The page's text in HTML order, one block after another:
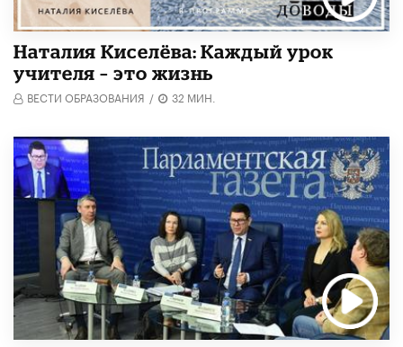
Наталия Киселёва: Каждый урок
учителя – это жизнь
ВЕСТИ ОБРАЗОВАНИЯ / 32 МИН.